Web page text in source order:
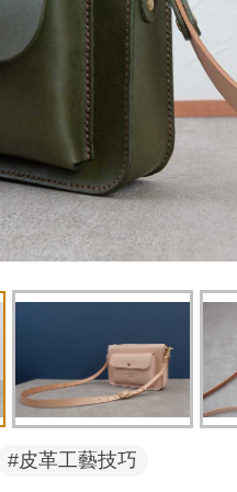
#皮革工藝技巧